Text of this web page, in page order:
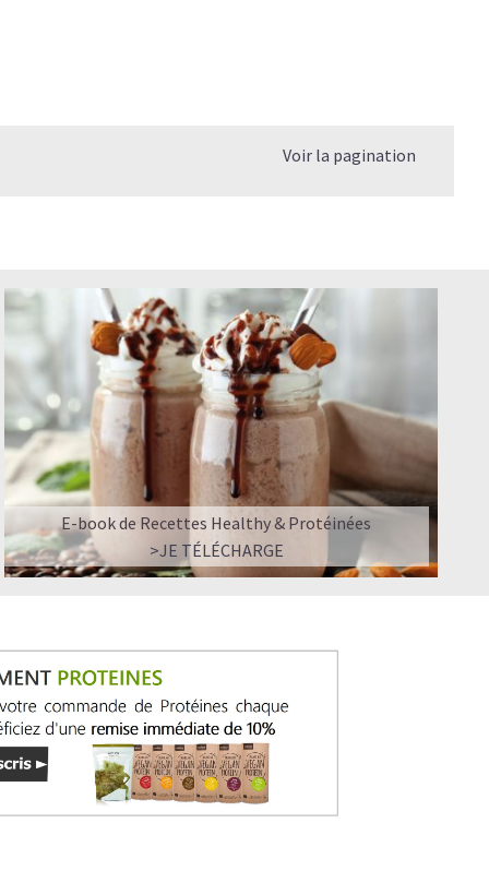
Voir la pagination
E-book de Recettes Healthy & Protéinées
>JE TÉLÉCHARGE